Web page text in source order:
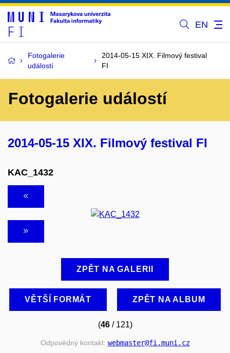
EN
Fotogalerie
událostí
2014-05-15 XIX. Filmový festival
FI
Fotogalerie událostí
2014-05-15 XIX. Filmový festival FI
KAC_1432
ZPĚT NA GALERII
VĚTŠÍ FORMÁT ZPĚT NA ALBUM
(46/ 121)
Odpovědný kontakt: webmaster@fi.muni.cz